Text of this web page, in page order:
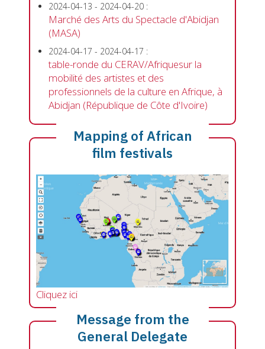
2024-04-13 - 2024-04-20 :
Marché des Arts du Spectacle d'Abidjan
(MASA)
2024-04-17 - 2024-04-17 :
table-ronde du CERAV/Afriquesur la
mobilité des artistes et des
professionnels de la culture en Afrique, à
Abidjan (République de Côte d'Ivoire)
Mapping of African
film festivals
Cliquez ici
Message from the
General Delegate